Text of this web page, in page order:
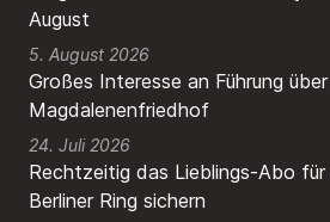
August
Großes Interesse an Führung
Magdalenenfriedhof
5. August 2026
Rechtzeitig das Lieblings-Abo
Berliner Ring sichern
24. Juli 2026